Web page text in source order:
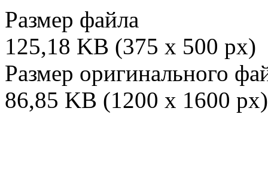
Размер файла
125,18 KB (375 x 500 px)
Размер оригинального
86,85 KB (1200 x 1600 px)